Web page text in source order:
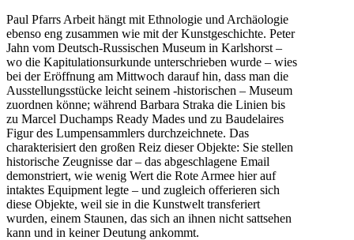
Paul Pfarrs Arbeit hängt mit Ethnologie und Archäologie
ebenso eng zusammen wie mit der Kunstgeschichte. Peter
Jahn vom Deutsch-Russischen Museum in Karlshorst –
wo die Kapitulationsurkunde unterschrieben wurde – wies
bei der Eröffnung am Mittwoch darauf hin, dass man die
Ausstellungsstücke leicht seinem -historischen – Museum
zuordnen könne; während Barbara Straka die Linien bis
zu Marcel Duchamps Ready Mades und zu Baudelaires
Figur des Lumpensammlers durchzeichnete. Das
charakterisiert den großen Reiz dieser Objekte: Sie stellen
historische Zeugnisse dar – das abgeschlagene Email
demonstriert, wie wenig Wert die Rote Armee hier auf
intaktes Equipment legte – und zugleich offerieren sich
diese Objekte, weil sie in die Kunstwelt transferiert
wurden, einem Staunen, das sich an ihnen nicht sattsehen
kann und in keiner Deutung ankommt.